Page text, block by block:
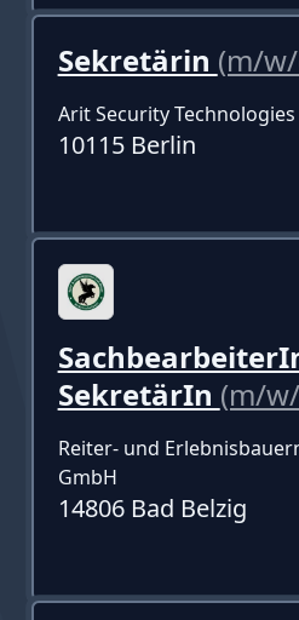
Sekretärin (m/
Arit Security
10115 Berlin
SekretärIn (m/
Reiter- und
GmbH
14806 Bad Belzig